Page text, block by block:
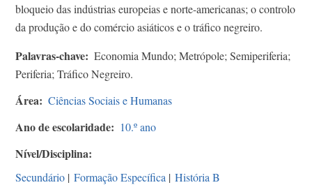
bloqueio das indústrias europeias e norte-americanas; o controlo
da produção e do comércio asiáticos e o tráfico negreiro.
Palavras-chave
Economia Mundo; Metrópole; Semiperiferia;
Periferia; Tráfico Negreiro.
Área Ciências Sociais e Humanas
Ano de escolaridade 10.º ano
Nível/Disciplina
Secundário | Formação Específica | História B